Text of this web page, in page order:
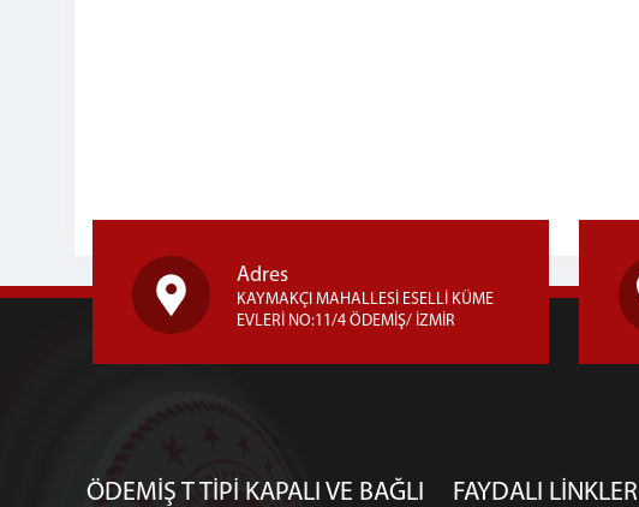
Adres
KAYMAKÇI MAHALLESİ ESELLİ KÜME
EVLERİ NO:11/4 ÖDEMİŞ/ İZMİR
ÖDEMİŞ T TİPİ KAPALI VE BAĞLI FAYDALI LİNKLER